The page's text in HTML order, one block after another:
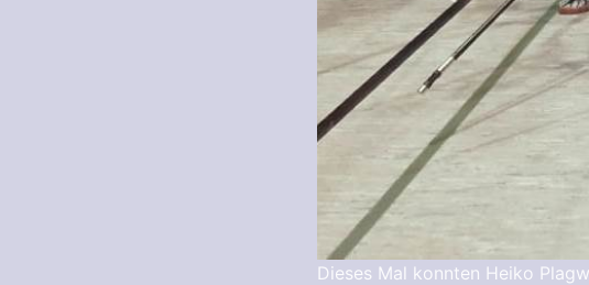
Dieses Mal konnten Heiko